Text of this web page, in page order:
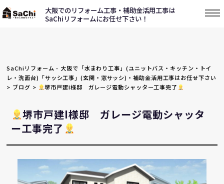
大阪でのリフォーム工事・補助金活用工事は
SaChiリフォームにお任せ下さい！
SaChiリフォーム - 大阪で「水まわり工事」(ユニットバス・キッチン・トイ
レ・洗面台)「サッシ工事」(玄関・窓サッシ)・補助金活用工事はお任せ下さい
> ブログ > 堺市戸建I様邸 ガレージ電動シャッター工事完了
堺市戸建I様邸 ガレージ電動シャッタ
ー工事完了